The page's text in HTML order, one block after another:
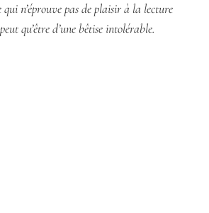
n’éprouve pas de plaisir à la lecture
qu’être d’une bêtise intolérable.